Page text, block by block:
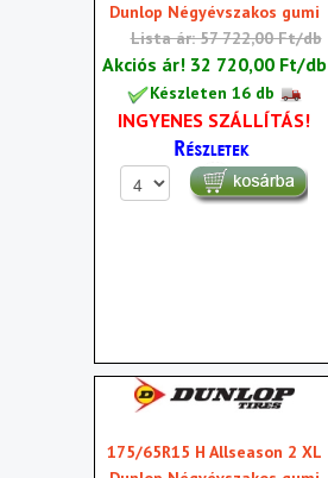
Dunlop Négyévszakos gumi
Lista ár: 57 722,00 Ft/db
Akciós ár! 32 720,00 Ft/db
Készleten 16 db
INGYENES SZÁLLÍTÁS!
175/65R15 H Allseason 2 XL